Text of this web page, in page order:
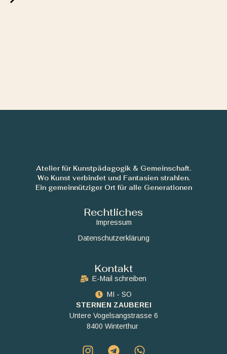
Atelier für Kunstpädagogik & Gemeinschaft.
Wo Kunst verbindet und Fantasien strahlen.
Ein gemeinnütziger Ort für alle Generationen
Rechtliches
Impressum
Datenschutzerklärung
Kontakt
E-Mail schreiben
MI - SO
STERNEN ZAUBEREI
Untere Vogelsangstrasse 6
8400 Winterthur